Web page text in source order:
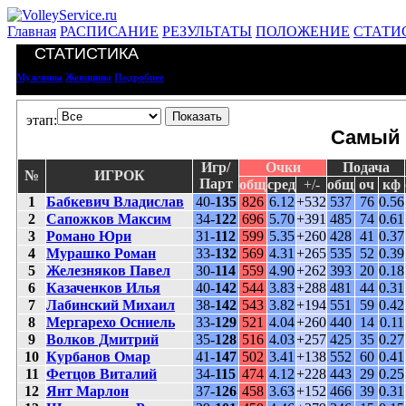
Главная РАСПИСАНИЕ РЕЗУЛЬТАТЫ ПОЛОЖЕНИЕ
СТАТИСТИКА
Мужчины Женщины Подробнее
этап:
Самый
№ ИГРОК
Игр/
Парт
Очки
Подача
общсред +/- общ оч кф
1
Бабкевич Владислав 40-135 826 6.12+532 537 76 0.56
2
Сапожков Максим 34-122 696 5.70+391 485 74 0.61
3
Романо Юри 31-112 599 5.35+260 428 41 0.37
4
Мурашко Роман 33-132 569 4.31 +265 535 52 0.39
5
Железняков Павел 30-114 559 4.90+262 393 20 0.18
6
Казаченков Илья 40-142 544 3.83+288 481 44 0.31
7
Лабинский Михаил 38-142 543 3.82+194 551 59 0.42
8
Мергарехо Осниель 33-129 521 4.04+260 440 14 0.11
9
Волков Дмитрий 35-128 516 4.03+257 425 35 0.27
10 Курбанов Омар 41-147 502 3.41 +138 552 60 0.41
11 Фетцов Виталий 34-115 474 4.12+228 443 29 0.25
12 Янт Марлон 37-126 458 3.63+152 466 39 0.31